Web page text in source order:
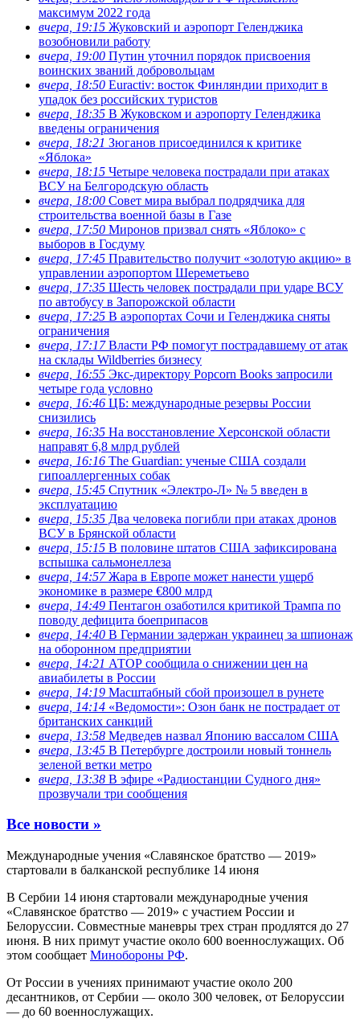
максимум 2022 года
вчера, 19:15 Жуковский и аэропорт Геленджика
возобновили работу
вчера, 19:00 Путин уточнил порядок присвоения
воинских званий добровольцам
вчера, 18:50 Euractiv: восток Финляндии приходит в
упадок без российских туристов
вчера, 18:35 В Жуковском и аэропорту Геленджика
введены ограничения
вчера, 18:21 Зюганов присоединился к критике
«Яблока»
вчера, 18:15 Четыре человека пострадали при атаках
ВСУ на Белгородскую область
вчера, 18:00 Совет мира выбрал подрядчика для
строительства военной базы в Газе
вчера, 17:50 Миронов призвал снять «Яблоко» с
выборов в Госдуму
вчера, 17:45 Правительство получит «золотую акцию» в
управлении аэропортом Шереметьево
вчера, 17:35 Шесть человек пострадали при ударе ВСУ
по автобусу в Запорожской области
вчера, 17:25 В аэропортах Сочи и Геленджика сняты
ограничения
вчера, 17:17Власти РФ помогут пострадавшему от атак
на склады Wildberries бизнесу
вчера, 16:55 Экс-директору Popcorn Books запросили
четыре года условно
вчера, 16:46 ЦБ: международные резервы России
снизились
вчера, 16:35 На восстановление Херсонской области
направят 6,8 млрд рублей
вчера, 16:16 The Guardian: ученые США создали
гипоаллергенных собак
вчера, 15:45 Спутник «Электро-Л» № 5 введен в
эксплуатацию
вчера, 15:35 Два человека погибли при атаках дронов
ВСУ в Брянской области
вчера, 15:15 В половине штатов США зафиксирована
вспышка сальмонеллеза
вчера, 14:57Жара в Европе может нанести ущерб
экономике в размере €800 млрд
вчера, 14:49 Пентагон озаботился критикой Трампа по
поводу дефицита боеприпасов
вчера, 14:40 В Германии задержан украинец за шпионаж
на оборонном предприятии
вчера, 14:21 АТОР сообщила о снижении цен на
авиабилеты в России
вчера, 14:19 Масштабный сбой произошел в рунете
вчера, 14:14 «Ведомости»: Озон банк не пострадает от
британских санкций
вчера, 13:58 Медведев назвал Японию вассалом США
вчера, 13:45 В Петербурге достроили новый тоннель
зеленой ветки метро
вчера, 13:38 В эфире «Радиостанции Судного дня»
прозвучали три сообщения
Все новости »
Международные учения «Славянское братство — 2019»
стартовали в балканской республике 14 июня
В Сербии 14 июня стартовали международные учения
«Славянское братство — 2019» с участием России и
Белоруссии. Совместные маневры трех стран продлятся до 27
июня. В них примут участие около 600 военнослужащих. Об
этом сообщает Минобороны РФ.
От России в учениях принимают участие около 200
десантников, от Сербии — около 300 человек, от Белоруссии
— до 60 военнослужащих.